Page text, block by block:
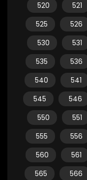
520
521
525
526
530
531
535
536
540
541
545
546
550
551
555
556
560
561
565
566